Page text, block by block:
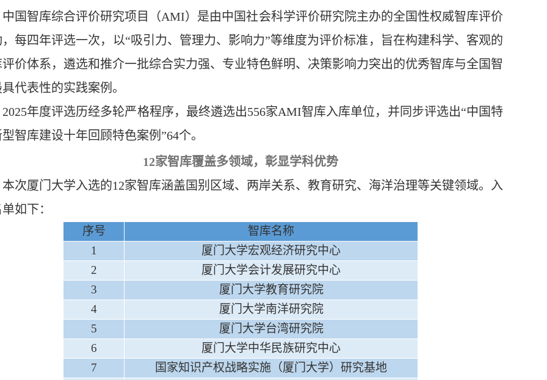
中国智库综合评价研究项目（AMI）是由中国社会科学评价研究院主办的全国性权威智库评价
每四年评选一次，以“吸引力、管理力、影响力”等维度为评价标准，旨在构建科学、客观的
价体系，遴选和推介一批综合实力强、专业特色鲜明、决策影响力突出的优秀智库与全国智
代表性的实践案例。
2025年度评选历经多轮严格程序，最终遴选出556家AMI智库入库单位，并同步评选出“中国特
智库建设十年回顾特色案例”64个。
12家智库覆盖多领域，彰显学科优势
本次厦门大学入选的12家智库涵盖国别区域、两岸关系、教育研究、海洋治理等关键领域。入
如下：
序号
智库名称
1
厦门大学宏观经济研究中心
2
厦门大学会计发展研究中心
3
厦门大学教育研究院
4
厦门大学南洋研究院
5
厦门大学台湾研究院
6
厦门大学中华民族研究中心
7
国家知识产权战略实施（厦门大学）研究基地